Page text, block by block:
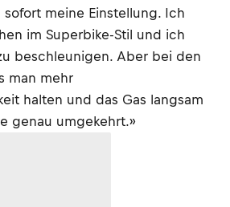
meine Einstellung. Ich
im Superbike-Stil und ich
beschleunigen. Aber bei den
man mehr
halten und das Gas langsam
genau umgekehrt.»